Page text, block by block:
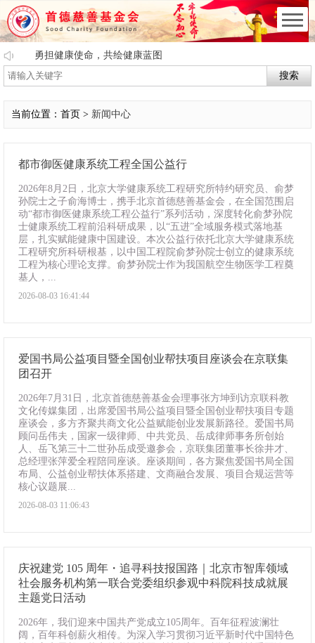
勇担健康使命，共绘健康蓝图
搜索
当前位置：首页 > 新闻中心
都市御医健康系统工程全国公益行
2026年8月2日，北京大学健康系统工程研究所特约研究员、俞梦
孙院士之子俞海博士，携手北京首德慈善基金会，在全国范围启
动“都市御医健康系统工程公益行”系列活动，深度转化俞梦孙院
士健康系统工程前沿科研成果，以“五进”全域服务模式落地基
层，扎实赋能健康中国建设。本次公益行依托北京大学健康系统
工程研究所科研根基，以中国工程院俞梦孙院士创立的健康系统
工程为核心理论支撑。俞梦孙院士作为我国航空生物医学工程奠
基人，...
2026-08-03 16:41:44
爱国书局公益项目暨全国创业帮扶项目座谈会在京联集
团召开
2026年7月31日，北京首德慈善基金会理事张方坤到访京联科教
文化传媒集团，出席爱国书局公益项目暨全国创业帮扶项目专题
座谈会，多方齐聚共商文化公益赋能创业发展新路径。爱国书局
顾问岳伟夫，国家一级律师、中共党员、岳成律师事务所创始
人、岳飞第三十二世孙岳成受邀参会，京联集团董事长徐井才、
总经理张萍爱全程陪同座谈。座谈期间，各方聚焦爱国书局全国
布局、公益创业帮扶体系搭建、文商融合发展、项目合规运营等
核心议题展...
2026-08-03 11:06:43
庆祝建党 105 周年・追寻科技报国路｜北京市智库领域
社会服务机构第一联合党委组织参观中科院科技成就展
主题党日活动
2026年，我们迎来中国共产党成立105周年。百年征程波澜壮
阔，百年科创薪火相传。为深入学习贯彻习近平新时代中国特色